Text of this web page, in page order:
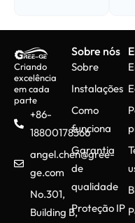
Criando
excelência
em cada
parte
+86-
18800178566
angel.chen@gree-
ge.com
No.301,
Building B,
Sobre nós
Sobre
Instalações
Como
funciona
Garantia
de
qualidade
Proteção IP